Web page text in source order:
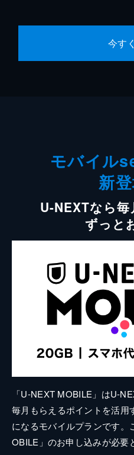
今す
モバイル
新登
U-NEXTなら
ずっと
「U-NEXT MOBILE」はU-
毎月もらえるポイントを活用
になるモバイルプランです
OBILE」のお申し込みが必要